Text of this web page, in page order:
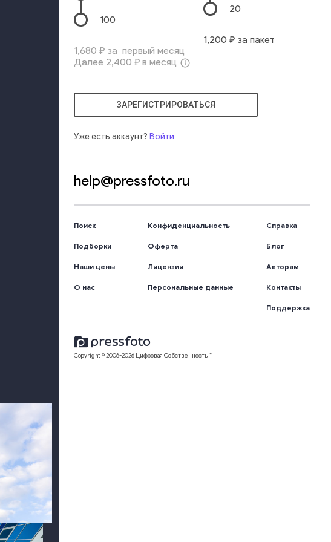
100
1,680 ₽ за первый месяц
Далее 2,400 ₽ в месяц info_outline
20
1,200 ₽ за пакет
ЗАРЕГИСТРИРОВАТЬСЯ
Уже есть аккаунт? Войти
help@pressfoto.ru
Поиск
Подборки
Наши цены
О нас
Конфиденциальность
Оферта
Лицензии
Персональные данные
Справка
Блог
Авторам
Контакты
Поддержка
Copyright © 2006-2026 Цифровая Собственность ™